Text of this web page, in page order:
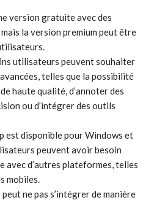
version gratuite avec des
la version premium peut être
utilisateurs peuvent souhaiter
telles que la possibilité
haute qualité, d’annoter des
ou d’intégrer des outils
est disponible pour Windows et
peuvent avoir besoin
avec d’autres plateformes, telles
mobiles.
ne pas s’intégrer de manière